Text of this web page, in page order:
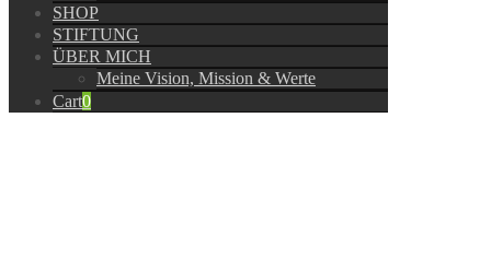
SHOP
STIFTUNG
ÜBER MICH
Meine Vision, Mission & Werte
Cart0